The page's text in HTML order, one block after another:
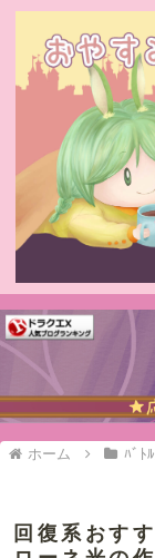
ホーム ﾊﾞﾄ
回復系おす